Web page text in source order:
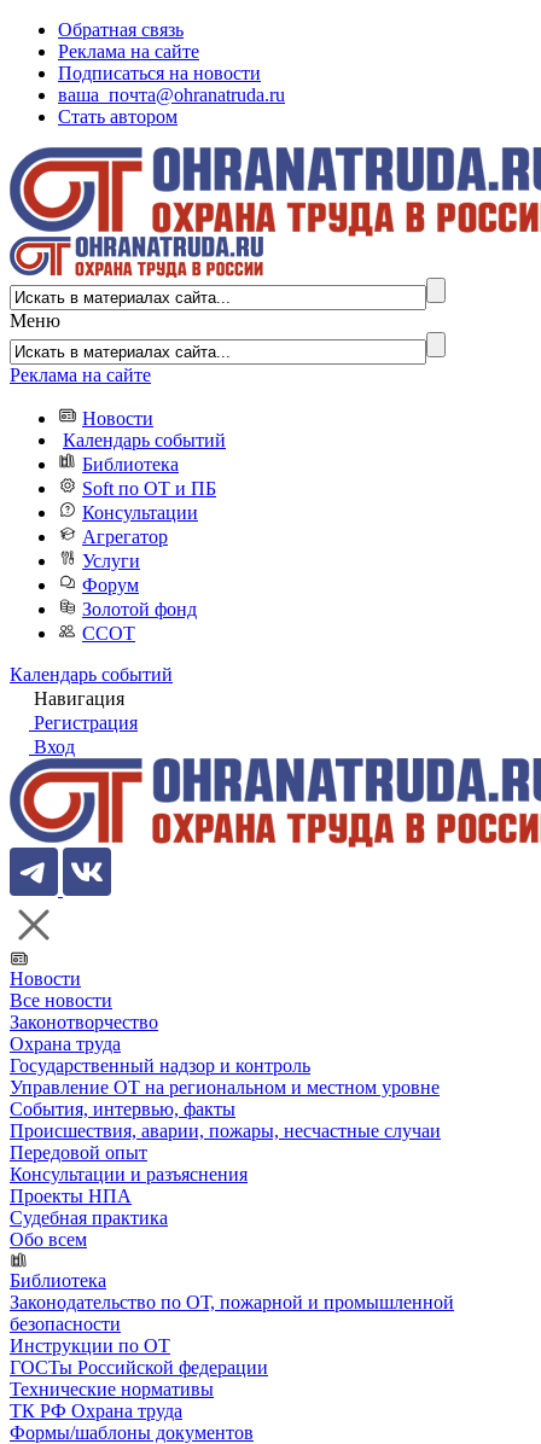
Обратная связь
Реклама на сайте
Подписаться на новости
ваша_почта@ohranatruda.ru
Стать автором
Меню
Реклама на сайте
Новости
Календарь событий
Библиотека
Soft по ОТ и ПБ
Консультации
Агрегатор
Услуги
Форум
Золотой фонд
ССОТ
Календарь событий
Навигация
Регистрация
Вход
Новости
Все новости
Законотворчество
Охрана труда
Государственный надзор и контроль
Управление ОТ на региональном и местном уровне
События, интервью, факты
Происшествия, аварии, пожары, несчастные случаи
Передовой опыт
Консультации и разъяснения
Проекты НПА
Судебная практика
Обо всем
Библиотека
Законодательство по ОТ, пожарной и промышленной
безопасности
Инструкции по ОТ
ГОСТы Российской федерации
Технические нормативы
ТК РФ Охрана труда
Формы/шаблоны документов